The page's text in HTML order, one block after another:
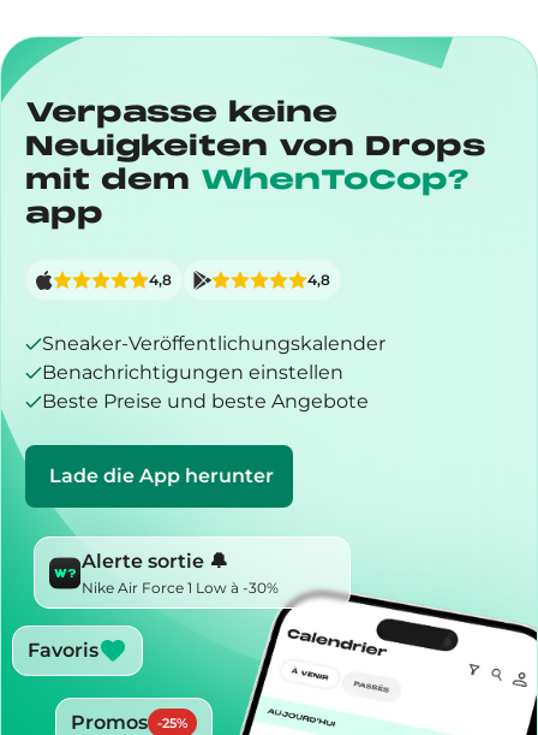
Verpasse keine
Neuigkeiten von Drops
mit dem WhenToCop?
app
Sneaker-Veröffentlichungskalender
Benachrichtigungen einstellen
Beste Preise und beste Angebote
Lade die App herunter
4,8 4,8
Alerte sortie 🔔
Nike Air Force 1 Low à -30%
Favoris
Promos -25%